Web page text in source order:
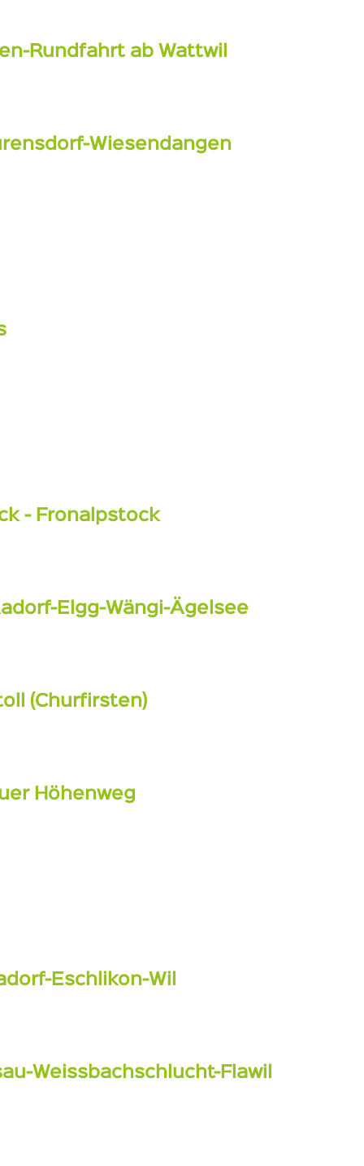
Rundfahrt ab Wattwil
Wiesendangen
- Fronalpstock
Elgg-Wängi-Ägelsee
(Churfirsten)
Höhenweg
Eschlikon-Wil
Weissbachschlucht-Flawil